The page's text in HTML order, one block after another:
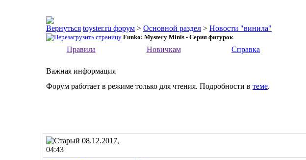
toyster.ru форум > Основной раздел > Новости "винила"
Funko: Mystery Minis - Серия фигурок
Правила Новичкам Справка
Важная информация
Форум работает в режиме только для чтения. Подробности в теме.
08.12.2017,
04:43